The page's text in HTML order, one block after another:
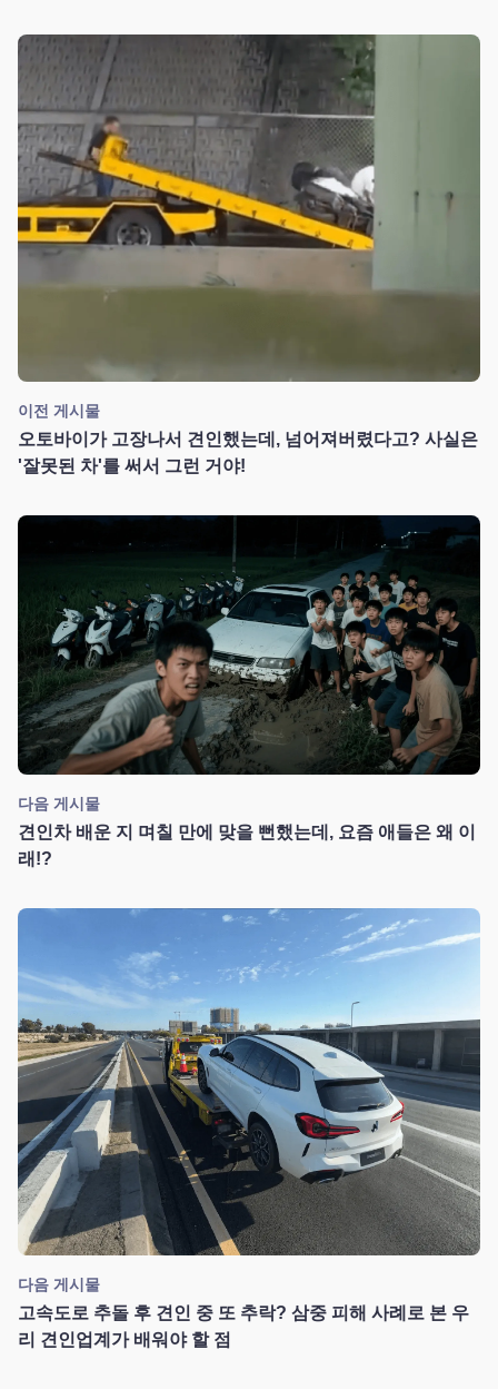
이전 게시물
오토바이가 고장나서 견인했는데, 넘어져버렸다고? 사실은
'잘못된 차'를 써서 그런 거야!
다음 게시물
견인차 배운 지 며칠 만에 맞을 뻔했는데, 요즘 애들은 왜 이
래!?
다음 게시물
고속도로 추돌 후 견인 중 또 추락? 삼중 피해 사례로 본 우
리 견인업계가 배워야 할 점